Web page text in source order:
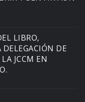
LIBRO,
DE
JCCM EN